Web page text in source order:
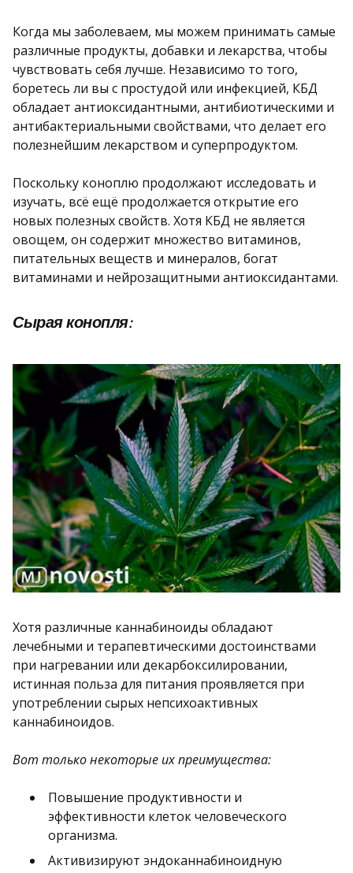
Когда мы заболеваем, мы можем принимать самые
различные продукты, добавки и лекарства, чтобы
чувствовать себя лучше. Независимо то того,
боретесь ли вы с простудой или инфекцией, КБД
обладает антиоксидантными, антибиотическими и
антибактериальными свойствами, что делает его
полезнейшим лекарством и суперпродуктом.
Поскольку коноплю продолжают исследовать и
изучать, всё ещё продолжается открытие его
новых полезных свойств. Хотя КБД не является
овощем, он содержит множество витаминов,
питательных веществ и минералов, богат
витаминами и нейрозащитными антиоксидантами.
Сырая конопля:
Хотя различные каннабиноиды обладают
лечебными и терапевтическими достоинствами
при нагревании или декарбоксилировании,
истинная польза для питания проявляется при
употреблении сырых непсихоактивных
каннабиноидов.
Вот только некоторые их преимущества:
Повышение продуктивности и
эффективности клеток человеческого
организма.
Активизируют эндоканнабиноидную